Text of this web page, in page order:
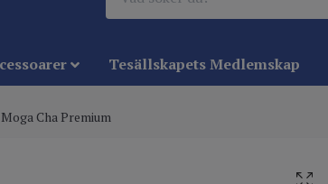
Tesällskapets Medlemskap
Cha Premium